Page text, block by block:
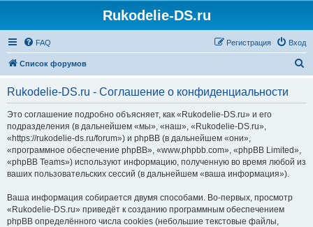
Rukodelie-DS.ru
FAQ Вход
Регистрация
Список форумов
Rukodelie-DS.ru - Соглашение о конфиденциальности
Это соглашение подробно объясняет, как «Rukodelie-DS.ru» и его
подразделения (в дальнейшем «мы», «наш», «Rukodelie-DS.ru»,
«https://rukodelie-ds.ru/forum») и phpBB (в дальнейшем «они»,
«программное обеспечение phpBB», «www.phpbb.com», «phpBB Limited»,
«phpBB Teams») используют информацию, полученную во время любой из
ваших пользовательских сессий (в дальнейшем «ваша информация»).
Ваша информация собирается двумя способами. Во-первых, просмотр
«Rukodelie-DS.ru» приведёт к созданию программным обеспечением
phpBB определённого числа cookies (небольшие текстовые файлы,